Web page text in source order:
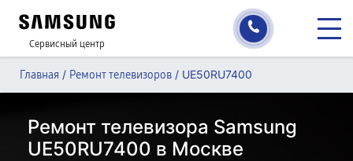
Сервисный центр
Главная / Ремонт телевизоров / UE50RU7400
Ремонт телевизора Samsung
UE50RU7400 в Москве